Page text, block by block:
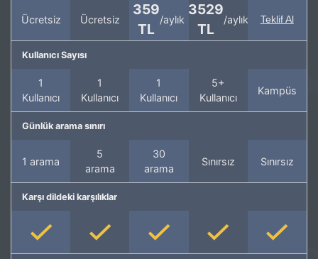
Ücretsiz Ücretsiz
359
TL
/aylık
3529
TL
/aylık Teklif Al
Kullanıcı Sayısı
1
Kullanıcı
1
Kullanıcı
1
Kullanıcı
5+
Kullanıcı
Kampüs
Günlük arama sınırı
1 arama
5
arama
30
arama
Sınırsız Sınırsız
Karşı dildeki karşılıklar